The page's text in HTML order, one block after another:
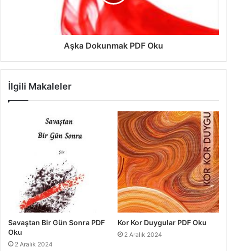
Aşka Dokunmak PDF Oku
İlgili Makaleler
Savaştan Bir Gün Sonra PDF
Oku
2 Aralık 2024
Kor Kor Duygular PDF Oku
2 Aralık 2024